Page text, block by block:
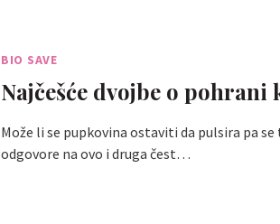
BIO SAVE
Najčešće dvojbe o
Može li se pupkovina ostaviti da pulsira pa
odgovore na ovo i druga čest…